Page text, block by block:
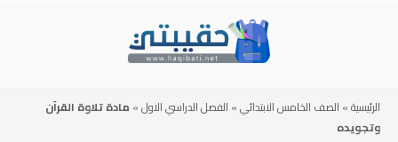
الرئيسية» الصف الخامس الابتدائي» الفصل الدراسي الاول» مادة تلاوة القرآن
وتجويده